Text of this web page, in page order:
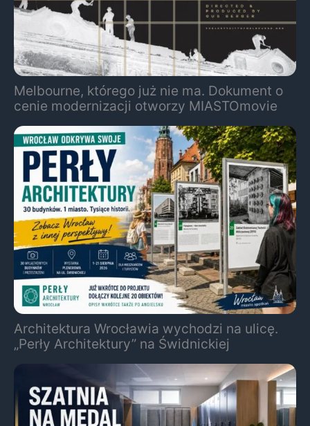
Melbourne, którego już nie ma. Dokument o
cenie modernizacji otworzy MIASTOmovie
Architektura Wrocławia wychodzi na ulicę.
„Perły Architektury” na Świdnickiej